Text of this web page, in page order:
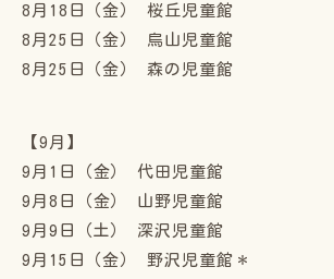
8月18日（金） 桜丘児童館
8月25日（金） 烏山児童館
8月25日（金） 森の児童館
【9月】
9月1日（金） 代田児童館
9月8日（金） 山野児童館
9月9日（土） 深沢児童館
9月15日（金） 野沢児童館＊